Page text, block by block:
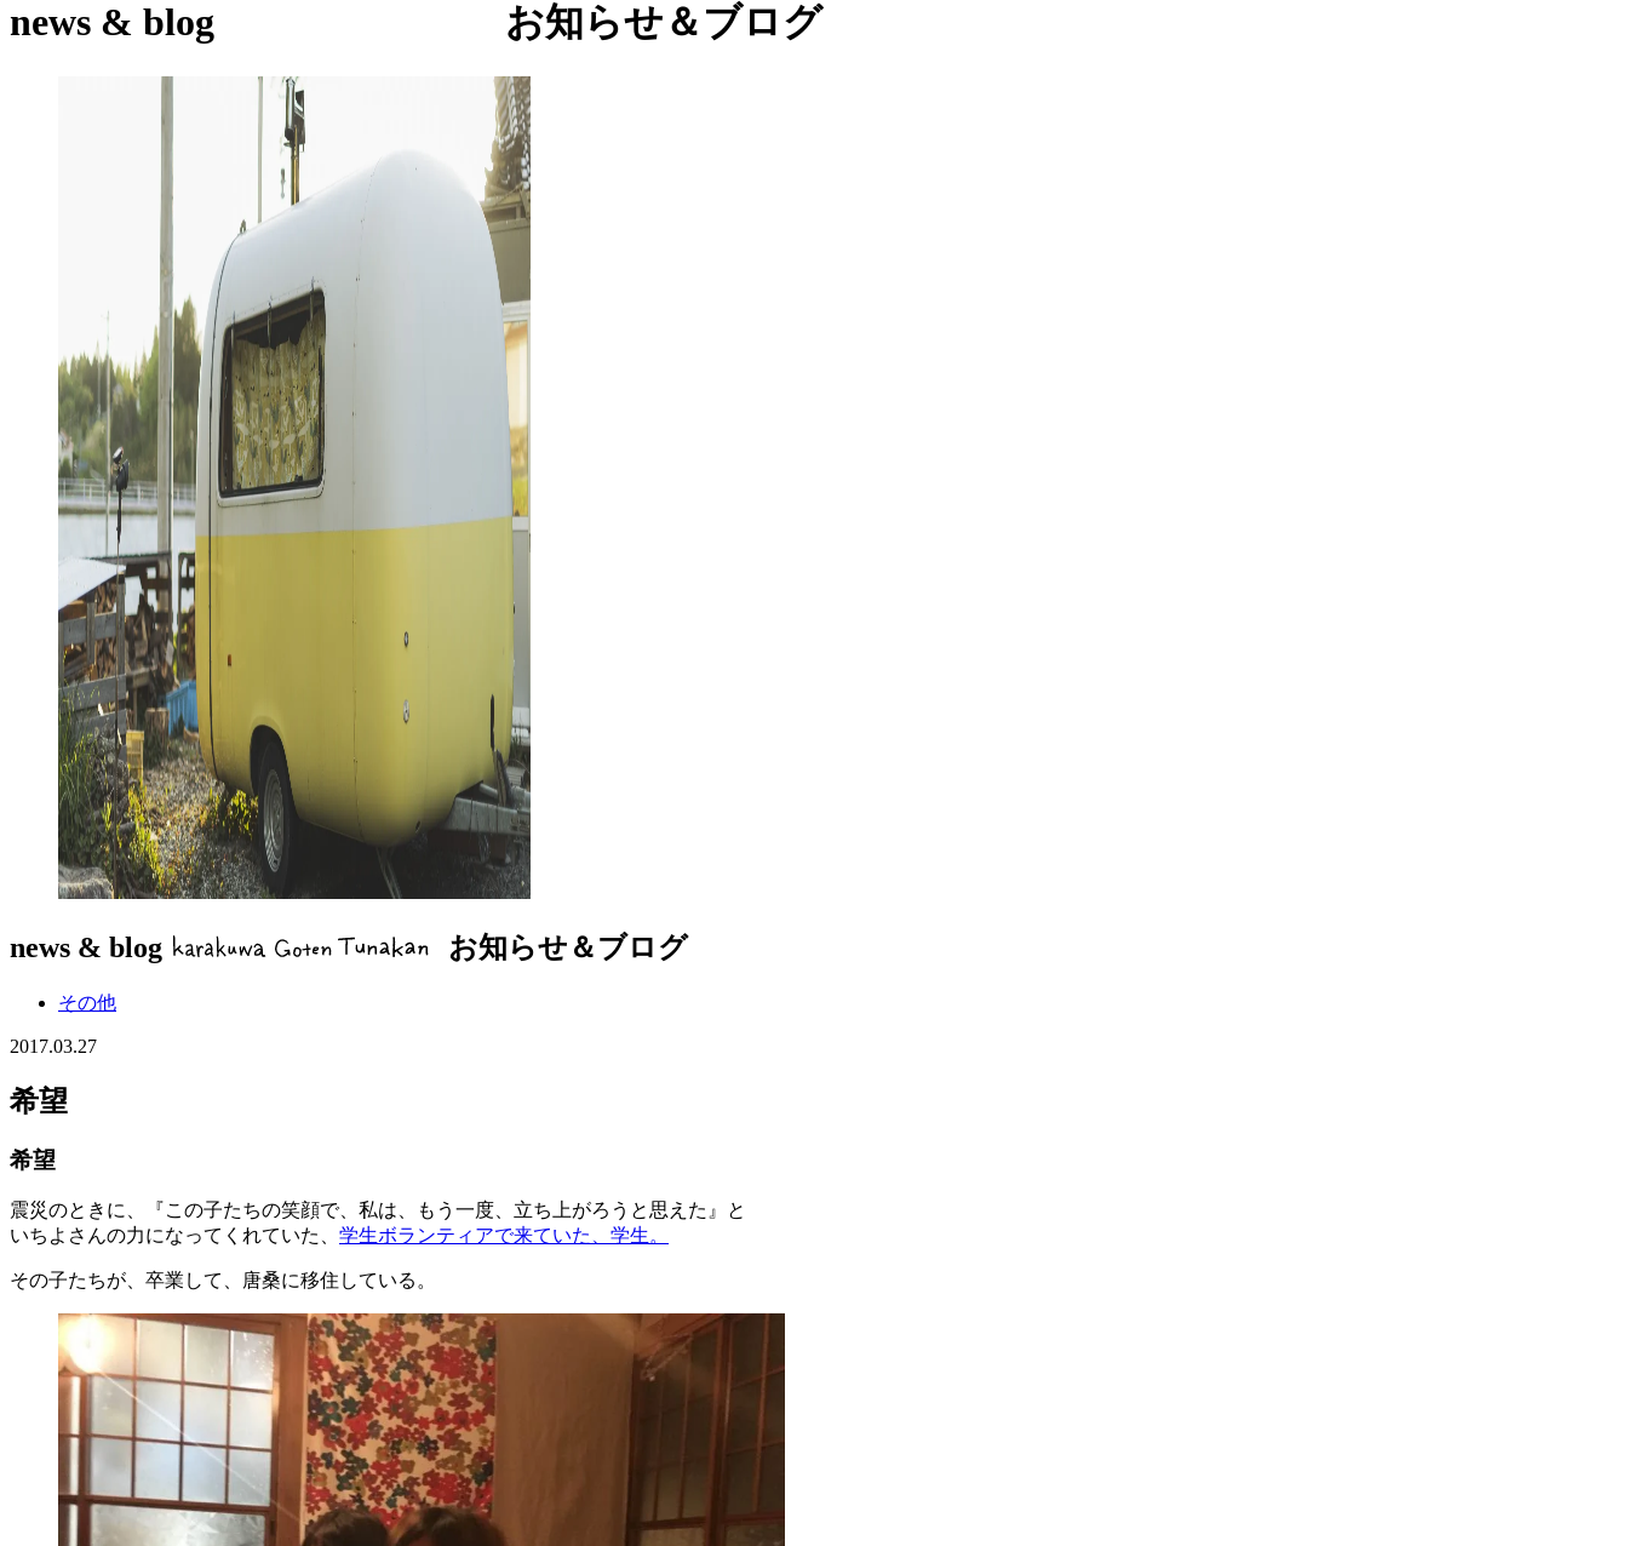
news & blog お知らせ＆ブログ
news & blog お知らせ＆ブログ
その他
2017.03.27
希望
希望
震災のときに、『この子たちの笑顔で、私は、もう一度、立ち上がろうと思えた』と
いちよさんの力になってくれていた、 学生ボランティアで来ていた、学生。
その子たちが、卒業して、唐桑に移住している。